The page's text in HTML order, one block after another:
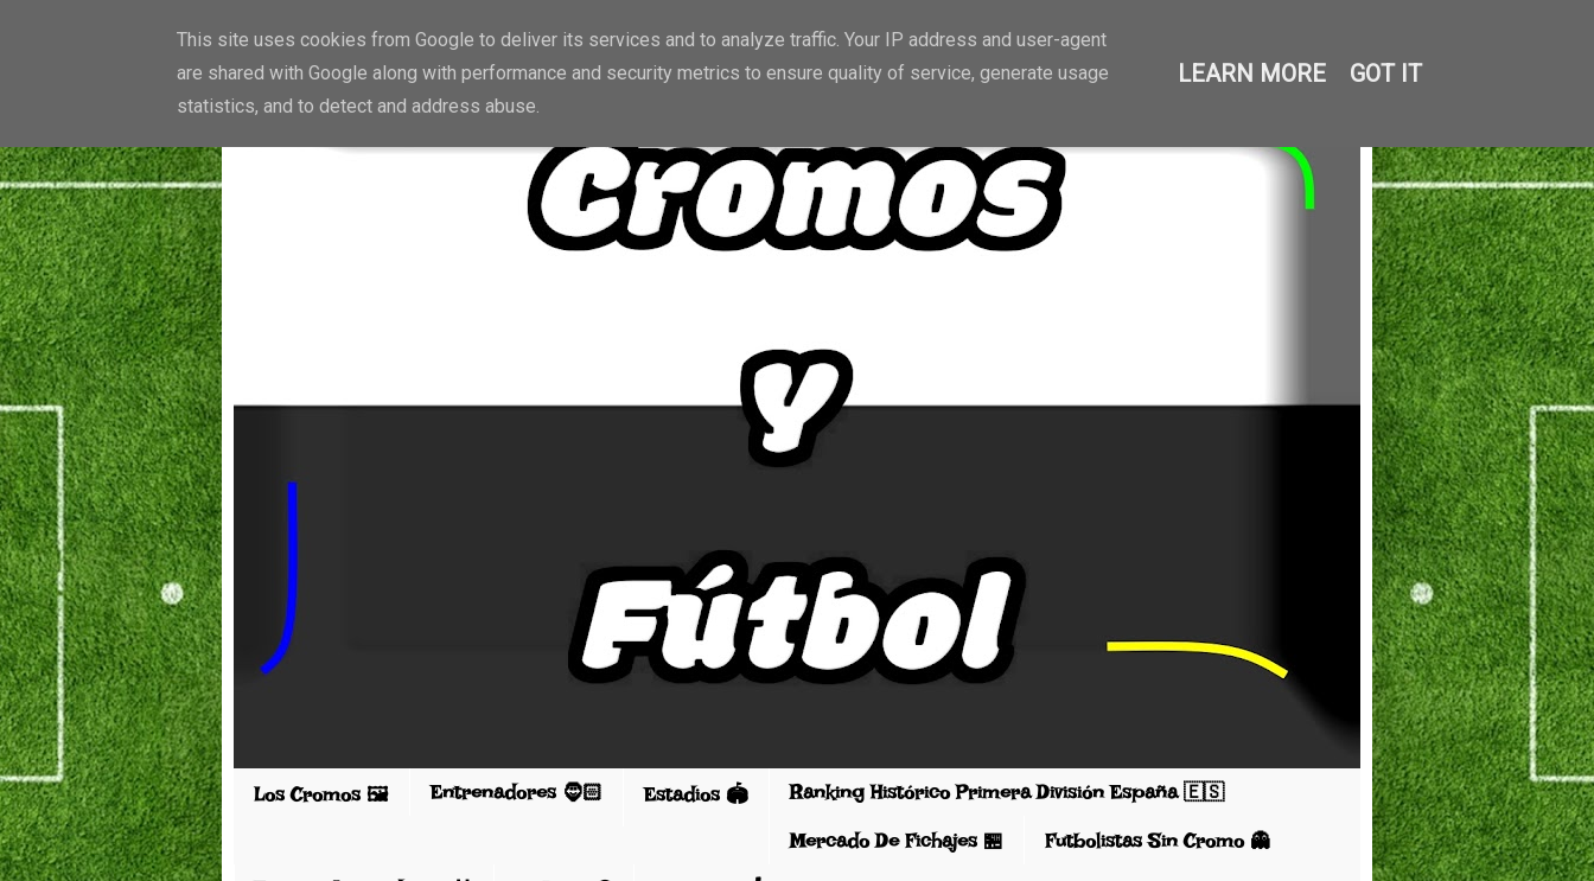
Los Cromos 🖼️ Entrenadores 🧔🏻 Estadios 🏟️ Ranking Histórico Primera División España 🇪🇸
Mercado De Fichajes 🏪 Futbolistas Sin Cromo 👻
This site uses cookies from Google to deliver its services and to analyze traffic. Your IP address and user-agent
are shared with Google along with performance and security metrics to ensure quality of service, generate usage
statistics, and to detect and address abuse.
LEARN MORE GOT IT